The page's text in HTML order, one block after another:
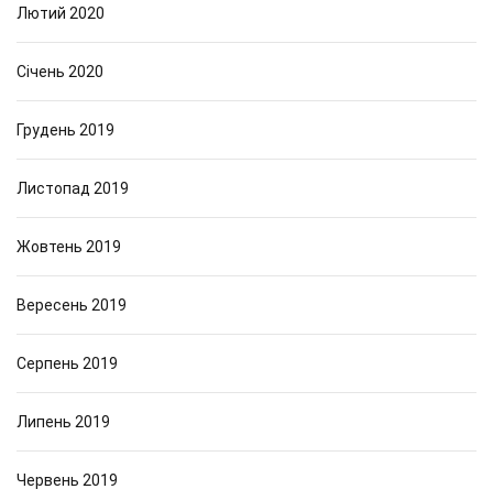
Лютий 2020
Січень 2020
Грудень 2019
Листопад 2019
Жовтень 2019
Вересень 2019
Серпень 2019
Липень 2019
Червень 2019